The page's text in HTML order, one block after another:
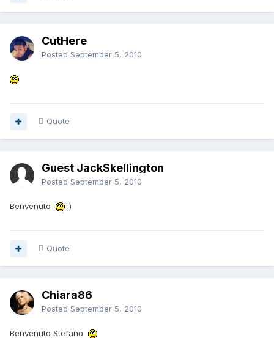
CutHere
Posted September 5, 2010
Quote
Guest JackSkellington
Posted September 5, 2010
Benvenuto :)
Quote
Chiara86
Posted September 5, 2010
Benvenuto Stefano